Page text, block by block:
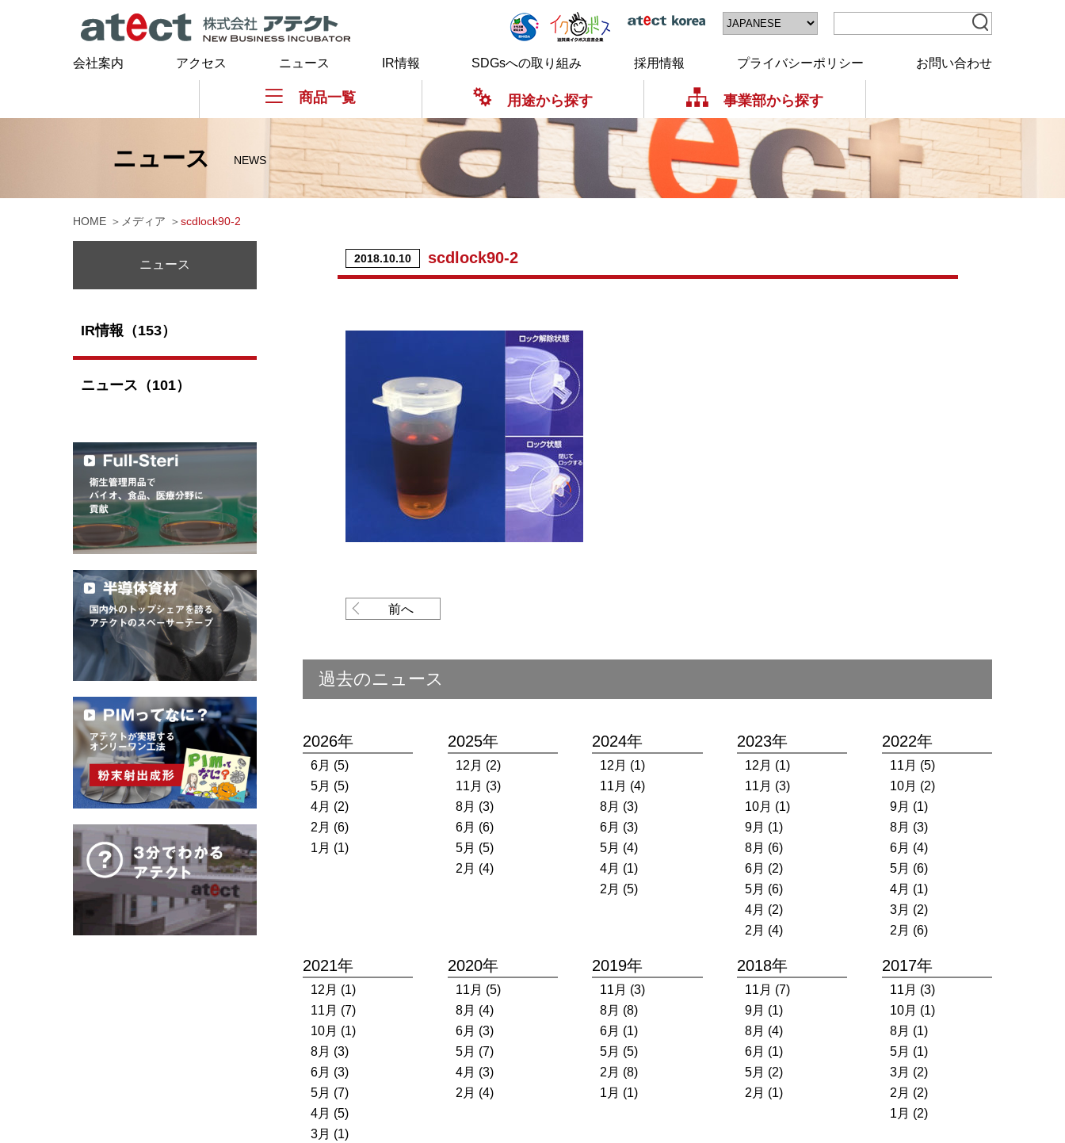
会社案内 アクセス ニュース IR情報 SDGsへの取り組み 採用情報 プライバシーポリシー お問い合わせ
商品一覧 用途から探す 事業部から探す
ニュース NEWS
HOME メディア scdlock90-2
2018.10.10 scdlock90-2
前へ
過去のニュース
2026年
6月 (5)
5月 (5)
4月 (2)
2月 (6)
1月 (1)
2025年
12月 (2)
11月 (3)
8月 (3)
6月 (6)
5月 (5)
2月 (4)
2024年
12月 (1)
11月 (4)
8月 (3)
6月 (3)
5月 (4)
4月 (1)
2月 (5)
2023年
12月 (1)
11月 (3)
10月 (1)
9月 (1)
8月 (6)
6月 (2)
5月 (6)
4月 (2)
2月 (4)
2022年
11月 (5)
10月 (2)
9月 (1)
8月 (3)
6月 (4)
5月 (6)
4月 (1)
3月 (2)
2月 (6)
2021年
12月 (1)
11月 (7)
10月 (1)
8月 (3)
6月 (3)
5月 (7)
4月 (5)
3月 (1)
2020年
11月 (5)
8月 (4)
6月 (3)
5月 (7)
4月 (3)
2月 (4)
2019年
11月 (3)
8月 (8)
6月 (1)
5月 (5)
2月 (8)
1月 (1)
2018年
11月 (7)
9月 (1)
8月 (4)
6月 (1)
5月 (2)
2月 (1)
2017年
11月 (3)
10月 (1)
8月 (1)
5月 (1)
3月 (2)
2月 (2)
1月 (2)
ニュース
IR情報（153）
ニュース（101）